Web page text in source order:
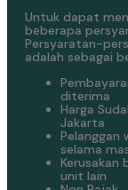
Untuk dapat
beberapa
Persyaratan-
adalah sebagai
diterima
Harga
Jakarta
Pelanggan
selama
Kerusakan
unit lain